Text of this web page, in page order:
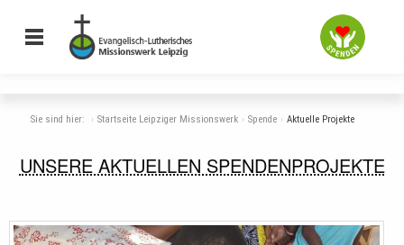
Sie sind hier: Startseite Leipziger Missionswerk Spende Aktuelle Projekte
UNSERE AKTUELLEN SPENDENPROJEKTE